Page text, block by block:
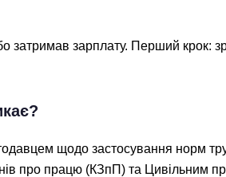
затримав зарплату. Перший крок:
щодо застосування норм
про працю (КЗпП) та Цивільним